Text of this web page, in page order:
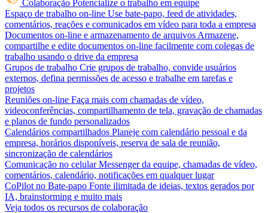
Colaboração Potencialize o trabalho em equipe
Espaço de trabalho on-line Use bate-papo, feed de atividades,
comentários, reações e comunicados em vídeo para toda a empresa
Documentos on-line e armazenamento de arquivos Armazene,
compartilhe e edite documentos on-line facilmente com colegas de
trabalho usando o drive da empresa
Grupos de trabalho Crie grupos de trabalho, convide usuários
externos, defina permissões de acesso e trabalhe em tarefas e
projetos
Reuniões on-line Faça mais com chamadas de vídeo,
videoconferências, compartilhamento de tela, gravação de chamadas
e planos de fundo personalizados
Calendários compartilhados Planeje com calendário pessoal e da
empresa, horários disponíveis, reserva de sala de reunião,
sincronização de calendários
Comunicação no celular Messenger da equipe, chamadas de vídeo,
comentários, calendário, notificações em qualquer lugar
CoPilot no Bate-papo Fonte ilimitada de ideias, textos gerados por
IA, brainstorming e muito mais
Veja todos os recursos de colaboração